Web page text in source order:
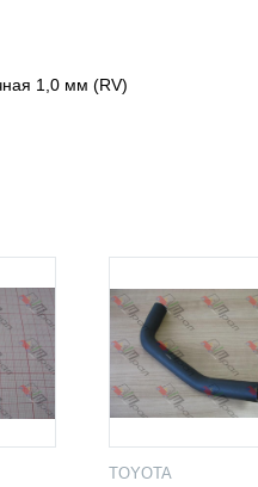
1,0 мм (RV)
TOYOTA